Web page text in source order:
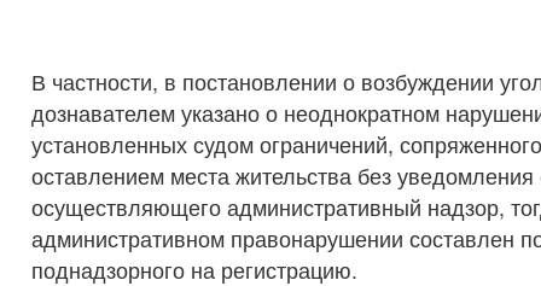
В частности, в постановлении о возбуждении
дознавателем указано о неоднократном
установленных судом ограничений,
оставлением места жительства без уведомления
осуществляющего административный надзор,
административном правонарушении составлен
поднадзорного на регистрацию.